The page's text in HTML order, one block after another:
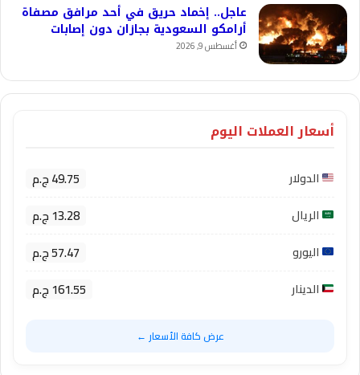
عاجل.. إخماد حريق في أحد مرافق مصفاة
أرامكو السعودية بجازان دون إصابات
أغسطس 9, 2026
أسعار العملات اليوم
الدولار 49.75 ج.م
الريال 13.28 ج.م
اليورو 57.47 ج.م
الدينار 161.55 ج.م
عرض كافة الأسعار ←